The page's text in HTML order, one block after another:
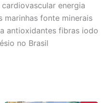
energia
marinhas fonte minerais
antioxidantes fibras iodo
no Brasil